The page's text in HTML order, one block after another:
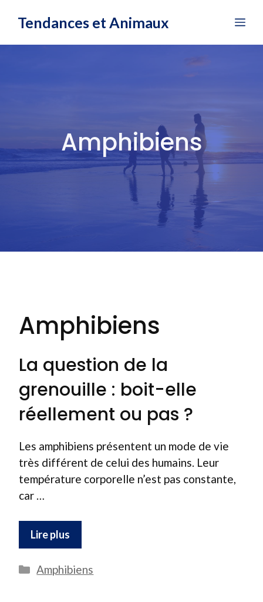
Tendances et Animaux
Amphibiens
Amphibiens
La question de la
grenouille : boit-elle
réellement ou pas ?
Les amphibiens présentent un mode de vie
très différent de celui des humains. Leur
température corporelle n’est pas constante,
car …
Lire plus
Catégories
Amphibiens